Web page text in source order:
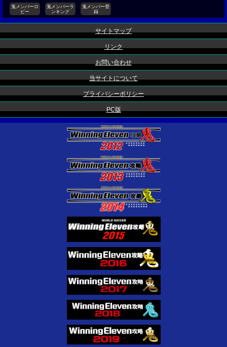
鬼メンバーロ
ビー
鬼メンバーラ
ンキング
鬼メンバー登
録
サイトマップ
リンク
お問い合わせ
当サイトについて
プライバシーポリシー
PC版